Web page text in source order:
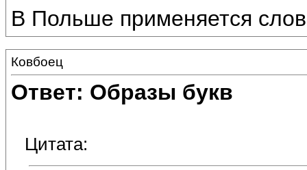
В Польше применяется
Ковбоец
Ответ: Образы букв
Цитата: